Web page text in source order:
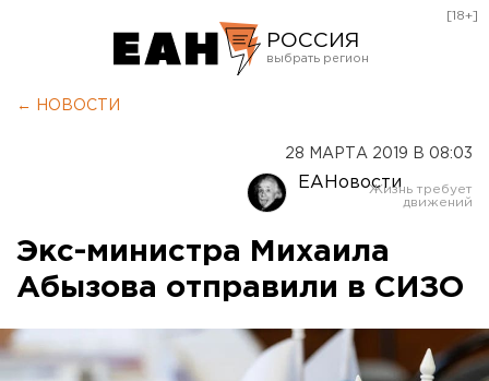
РОССИЯ
Оренбург
[18+]
← НОВОСТИ
28 МАРТА 2019 В 08:03
ЕАНовости
Экс-министра Михаила
Абызова отправили в СИЗО